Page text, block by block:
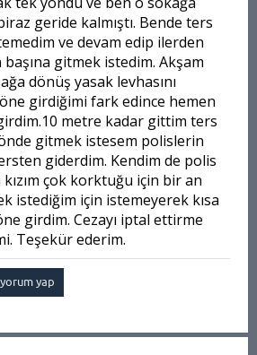
geride kalmıştı. Bende ters
ve devam edip ilerden
gitmek istedim. Akşam
dönüş yasak levhasını
girdiğimi fark edince hemen
metre kadar gittim ters
gitmek istesem polislerin
giderdim. Kendim de polis
çok korktuğu için bir an
istediğim için istemeyerek kısa
girdim. Cezayı iptal ettirme
Teşekür ederim.